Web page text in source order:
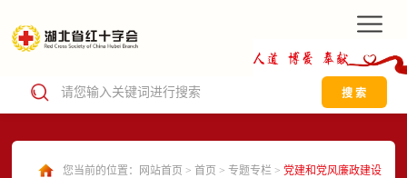
搜 索
您当前的位置： 网站首页 > 首页 > 专题专栏 > 党建和党风廉政建设